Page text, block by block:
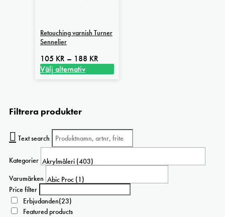
Retouching varnish Turner
Sennelier
105 KR – 188 KR
Välj alternativ
har
varianter.
De
alternativen
kan
väljas
på
produktsidan
Filtrera produkter
Text search
Kategorier
Varumärken
Price filter
Erbjudanden(23)
Featured products